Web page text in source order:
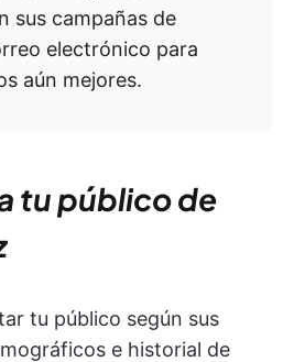
sus campañas de
electrónico para
aún mejores.
tu público de
tu público según sus
e historial de